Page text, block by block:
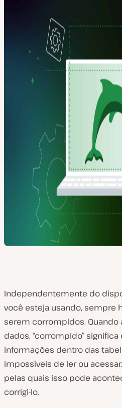
Independentemente do
você esteja usando, sempre
serem corrompidos. Quando
dados, “corrompido”
informações dentro das
impossíveis de ler ou
pelas quais isso pode
corrigi-lo.